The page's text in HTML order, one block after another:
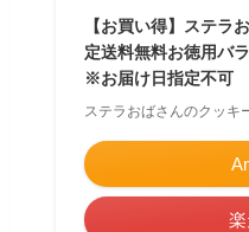
【お買い得】ステラ
定送料無料お徳用バ
※お届け日指定不可
ステラおばさんのクッキ